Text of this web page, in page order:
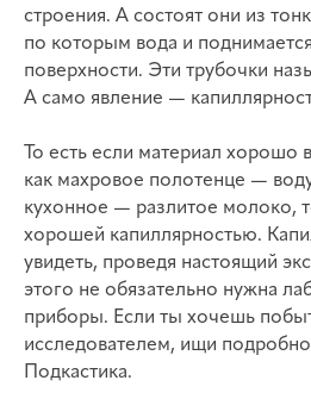
строения. А состоят они из
по которым вода и
поверхности. Эти трубочки
А само явление —
То есть если материал хорошо
как махровое полотенце —
кухонное — разлитое молоко,
хорошей капиллярностью.
увидеть, проведя настоящий
этого не обязательно нужна
приборы. Если ты хочешь
исследователем, ищи
Подкастика.